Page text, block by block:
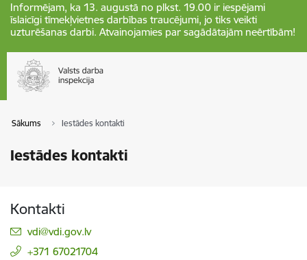
Informējam, ka 13. augustā no plkst. 19.00 ir iespējami
īslaicīgi tīmekļvietnes darbības traucējumi, jo tiks veikti
uzturēšanas darbi. Atvainojamies par sagādātajām neērtībām!
Sākums Iestādes kontakti
Iestādes kontakti
Kontakti
E-pasts:
vdi@vdi.gov.lv
+371 67021704